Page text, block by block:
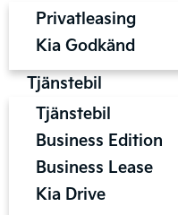
Privatleasing
Kia Godkänd
Tjänstebil
Tjänstebil
Business Edition
Business Lease
Kia Drive